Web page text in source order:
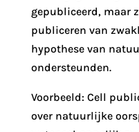
gepubliceerd, maar
publiceren van
hypothese van
ondersteunden.
Voorbeeld: Cell
over natuurlijke